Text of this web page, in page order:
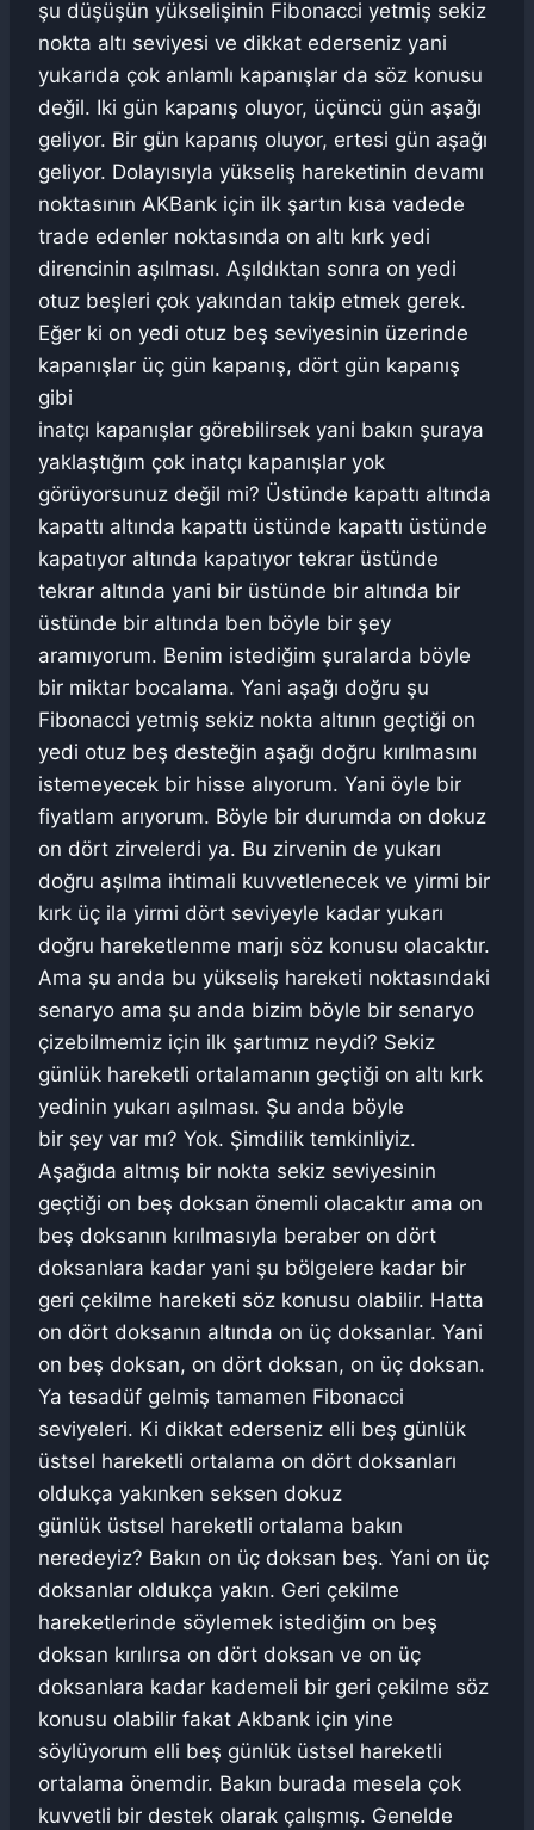
şu düşüşün yükselişinin Fibonacci yetmiş sekiz
nokta altı seviyesi ve dikkat ederseniz yani
yukarıda çok anlamlı kapanışlar da söz konusu
değil. Iki gün kapanış oluyor, üçüncü gün aşağı
geliyor. Bir gün kapanış oluyor, ertesi gün aşağı
geliyor. Dolayısıyla yükseliş hareketinin devamı
noktasının AKBank için ilk şartın kısa vadede
trade edenler noktasında on altı kırk yedi
direncinin aşılması. Aşıldıktan sonra on yedi
otuz beşleri çok yakından takip etmek gerek.
Eğer ki on yedi otuz beş seviyesinin üzerinde
kapanışlar üç gün kapanış, dört gün kapanış
gibi
inatçı kapanışlar görebilirsek yani bakın şuraya
yaklaştığım çok inatçı kapanışlar yok
görüyorsunuz değil mi? Üstünde kapattı altında
kapattı altında kapattı üstünde kapattı üstünde
kapatıyor altında kapatıyor tekrar üstünde
tekrar altında yani bir üstünde bir altında bir
üstünde bir altında ben böyle bir şey
aramıyorum. Benim istediğim şuralarda böyle
bir miktar bocalama. Yani aşağı doğru şu
Fibonacci yetmiş sekiz nokta altının geçtiği on
yedi otuz beş desteğin aşağı doğru kırılmasını
istemeyecek bir hisse alıyorum. Yani öyle bir
fiyatlam arıyorum. Böyle bir durumda on dokuz
on dört zirvelerdi ya. Bu zirvenin de yukarı
doğru aşılma ihtimali kuvvetlenecek ve yirmi bir
kırk üç ila yirmi dört seviyeyle kadar yukarı
doğru hareketlenme marjı söz konusu olacaktır.
Ama şu anda bu yükseliş hareketi noktasındaki
senaryo ama şu anda bizim böyle bir senaryo
çizebilmemiz için ilk şartımız neydi? Sekiz
günlük hareketli ortalamanın geçtiği on altı kırk
yedinin yukarı aşılması. Şu anda böyle
bir şey var mı? Yok. Şimdilik temkinliyiz.
Aşağıda altmış bir nokta sekiz seviyesinin
geçtiği on beş doksan önemli olacaktır ama on
beş doksanın kırılmasıyla beraber on dört
doksanlara kadar yani şu bölgelere kadar bir
geri çekilme hareketi söz konusu olabilir. Hatta
on dört doksanın altında on üç doksanlar. Yani
on beş doksan, on dört doksan, on üç doksan.
Ya tesadüf gelmiş tamamen Fibonacci
seviyeleri. Ki dikkat ederseniz elli beş günlük
üstsel hareketli ortalama on dört doksanları
oldukça yakınken seksen dokuz
günlük üstsel hareketli ortalama bakın
neredeyiz? Bakın on üç doksan beş. Yani on üç
doksanlar oldukça yakın. Geri çekilme
hareketlerinde söylemek istediğim on beş
doksan kırılırsa on dört doksan ve on üç
doksanlara kadar kademeli bir geri çekilme söz
konusu olabilir fakat Akbank için yine
söylüyorum elli beş günlük üstsel hareketli
ortalama önemdir. Bakın burada mesela çok
kuvvetli bir destek olarak çalışmış. Genelde